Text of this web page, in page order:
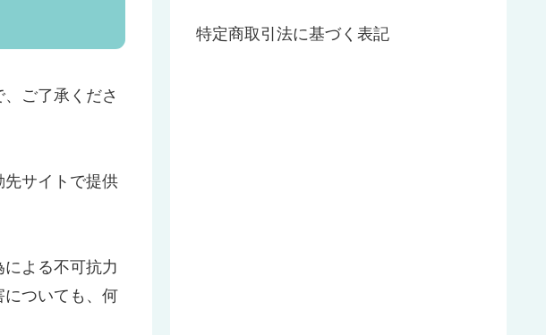
ご了承くださ
先サイトで提供
よる不可抗力
についても、何
特定商取引法に基づく表記